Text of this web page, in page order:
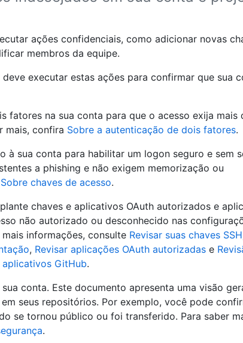
ações confidenciais, como adicionar novas
membros da equipe.
executar estas ações para confirmar que sua
fatores na sua conta para que o acesso exija mais
mais, confira Sobre a autenticação de dois fatores.
à sua conta para habilitar um logon seguro e sem
a phishing e não exigem memorização ou
Sobre chaves de acesso.
chaves e aplicativos OAuth autorizados e
não autorizado ou desconhecido nas
informações, consulte Revisar suas chaves SSH
, Revisar aplicações OAuth autorizadas e
GitHub.
conta. Este documento apresenta uma visão
seus repositórios. Por exemplo, você pode
se tornou público ou foi transferido. Para saber
.